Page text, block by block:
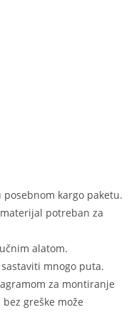
kargo paketu.
potreban za
alatom.
mnogo puta.
za montiranje
greške može